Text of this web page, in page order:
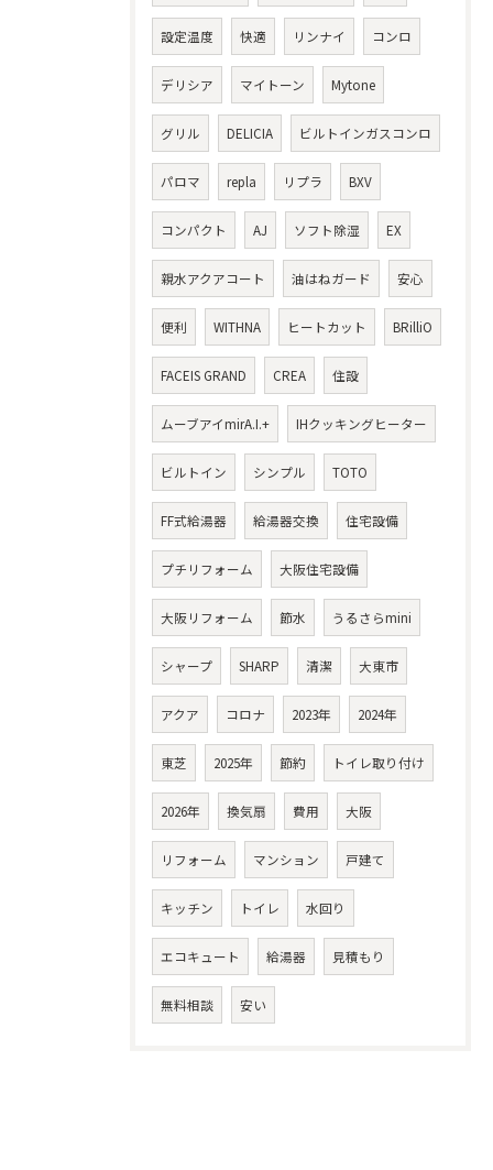
設定温度 快適 リンナイ コンロ
デリシア マイトーン Mytone
グリル DELICIA ビルトインガスコンロ
パロマ repla リプラ BXV
コンパクト AJ ソフト除湿 EX
親水アクアコート 油はねガード 安心
便利 WITHNA ヒートカット BRilliO
FACEIS GRAND CREA 住設
ムーブアイmirA.I.+ IHクッキングヒーター
ビルトイン シンプル TOTO
FF式給湯器 給湯器交換 住宅設備
プチリフォーム 大阪住宅設備
大阪リフォーム 節水 うるさらmini
シャープ SHARP 清潔 大東市
アクア コロナ 2023年 2024年
東芝 2025年 節約 トイレ取り付け
2026年 換気扇 費用 大阪
リフォーム マンション 戸建て
キッチン トイレ 水回り
エコキュート 給湯器 見積もり
無料相談 安い